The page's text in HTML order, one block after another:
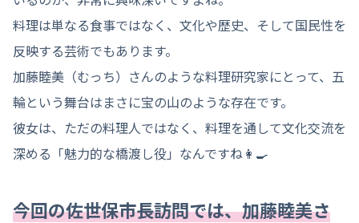
料理は単なる食事ではなく、文化や歴史、そして国民性を
反映する芸術でもあります。
加藤睦美（むっち）さんのような料理研究家にとって、五
輪という舞台はまさに宝の山のような存在です。
彼女は、ただの料理人ではなく、料理を通して文化交流を
深める「魅力的な橋渡し役」なんですね👩‍🍳
今回の佐世保市長訪問では、加藤睦美さ